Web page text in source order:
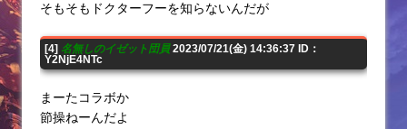
そもそもドクターフーを知らないんだが
[4] 名無しのイゼット団員2023/07/21(金) 14:36:37 ID：
Y2NjE4NTc
まーたコラボか
節操ねーんだよ